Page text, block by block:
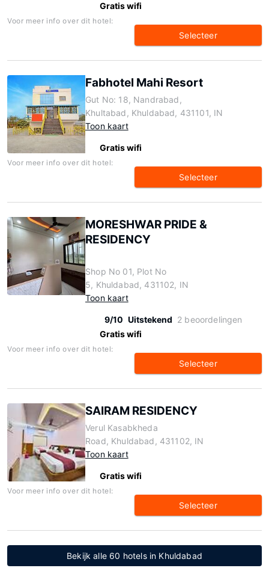
Gratis wifi
Voor meer info over dit hotel:
Selecteer
Fabhotel Mahi Resort
Gut No: 18, Nandrabad,
Khultabad, Khuldabad, 431101, IN
Toon kaart
Gratis wifi
Voor meer info over dit hotel:
Selecteer
MORESHWAR PRIDE &
RESIDENCY
Shop No 01, Plot No
5, Khuldabad, 431102, IN
Toon kaart
9/10 Uitstekend 2 beoordelingen
Gratis wifi
Voor meer info over dit hotel:
Selecteer
SAIRAM RESIDENCY
Verul Kasabkheda
Road, Khuldabad, 431102, IN
Toon kaart
Gratis wifi
Voor meer info over dit hotel:
Selecteer
Bekijk alle 60 hotels in Khuldabad